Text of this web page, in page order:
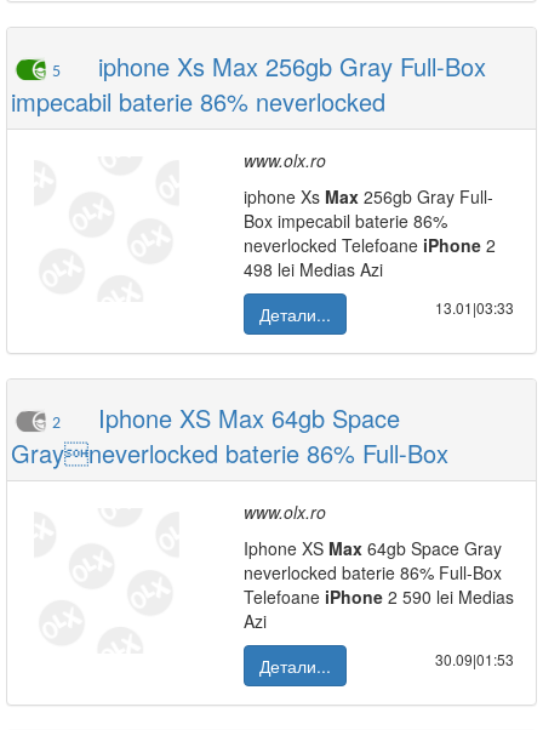
5
iphone Xs Max 256gb Gray Full-Box
impecabil baterie 86% neverlocked
www.olx.ro
iphone Xs Max 256gb Gray Full-
Box impecabil baterie 86%
neverlocked Telefoane iPhone 2
498 lei Medias Azi
Детали...
13.01|03:33
2
Iphone XS Max 64gb Space
Grayneverlocked baterie 86% Full-Box
www.olx.ro
Iphone XS Max 64gb Space Gray
neverlocked baterie 86% Full-Box
Telefoane iPhone 2 590 lei Medias
Azi
Детали...
30.09|01:53